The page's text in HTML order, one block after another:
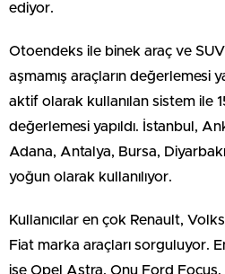
ediyor.
Otoendeks ile binek araç ve SUV
aşmamış araçların değerlemesi
aktif olarak kullanılan sistem ile
değerlemesi yapıldı. İstanbul,
Adana, Antalya, Bursa,
yoğun olarak kullanılıyor.
Kullanıcılar en çok Renault,
Fiat marka araçları sorguluyor.
ise Opel Astra. Onu Ford Focus,